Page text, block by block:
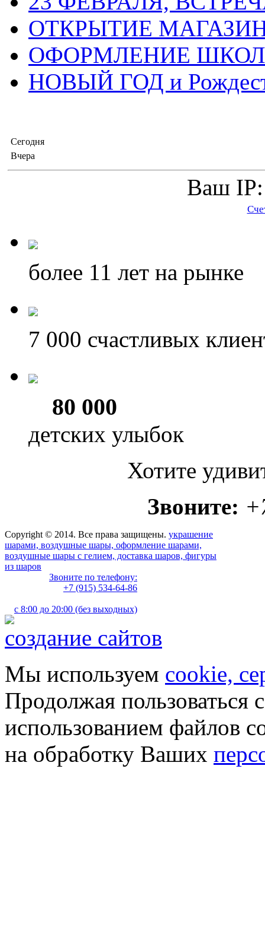
ОТКРЫТИЕ
ОФОРМЛЕНИЕ
НОВЫЙ ГОД и
Сегодня
Вчера
Ваш IP:
более 11 лет на рынке
7 000 счастливых
80 000
детских улыбок
Хотите
Звоните:
Copyright © 2014. Все права защищены. украшение
шарами, воздушные шары, оформление шарами,
воздушные шары с гелием, доставка шаров, фигуры
из шаров
Звоните по телефону:
+7 (915) 534-64-86
с 8:00 до 20:00 (без выходных)
создание сайтов
Мы используем cookie,
Продолжая пользоваться
использованием файлов
на обработку Ваших